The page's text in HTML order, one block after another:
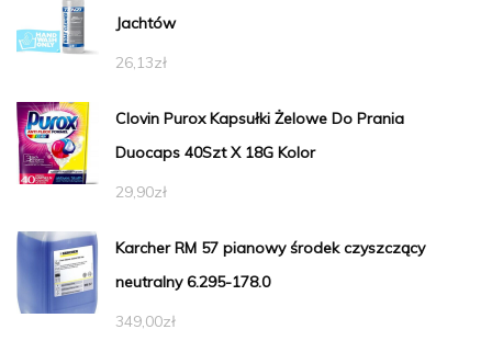
Jachtów
26,13zł
Clovin Purox Kapsułki Żelowe Do Prania
Duocaps 40Szt X 18G Kolor
29,90zł
Karcher RM 57 pianowy środek czyszczący
neutralny 6.295-178.0
349,00zł